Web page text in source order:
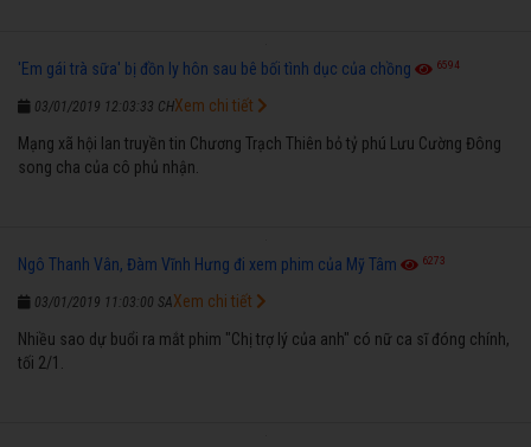
'Em gái trà sữa' bị đồn ly hôn sau bê bối tình dục của chồng 6594
03/01/2019 12:03:33 CH
Mạng xã hội lan truyền tin Chương Trạch Thiên bỏ tỷ phú Lưu Cường Đông
song cha của cô phủ nhận.
Xem chi tiết
Ngô Thanh Vân, Đàm Vĩnh Hưng đi xem phim của Mỹ Tâm 6273
03/01/2019 11:03:00 SA
Nhiều sao dự buổi ra mắt phim "Chị trợ lý của anh" có nữ ca sĩ đóng chính,
tối 2/1.
Xem chi tiết